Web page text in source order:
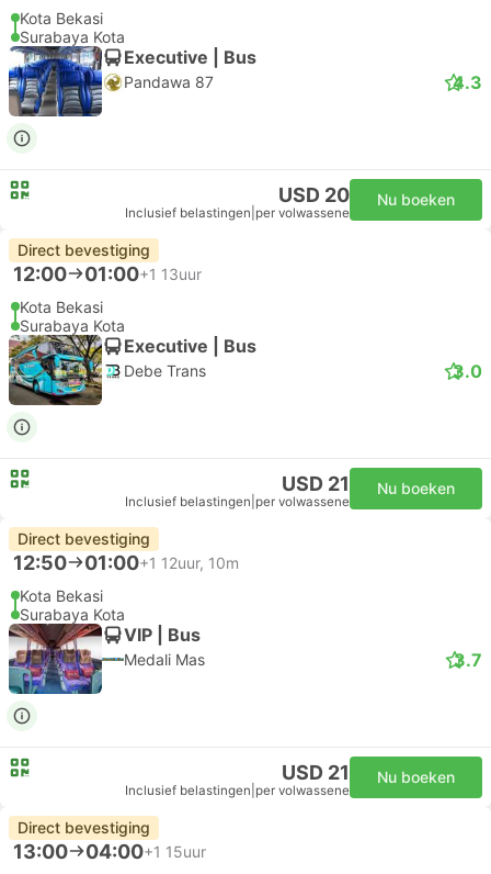
Kota Bekasi
Surabaya Kota
Executive | Bus
Pandawa 87 4.3
USD 20
Inclusief belastingen per volwassene
Nu boeken
Direct bevestiging
12:00 01:00+1 13uur
Kota Bekasi
Surabaya Kota
Executive | Bus
Debe Trans 3.0
USD 21
Inclusief belastingen per volwassene
Nu boeken
Direct bevestiging
12:50 01:00+1 12uur, 10m
Kota Bekasi
Surabaya Kota
VIP | Bus
Medali Mas 3.7
USD 21
Inclusief belastingen per volwassene
Nu boeken
Direct bevestiging
13:00 04:00+1 15uur